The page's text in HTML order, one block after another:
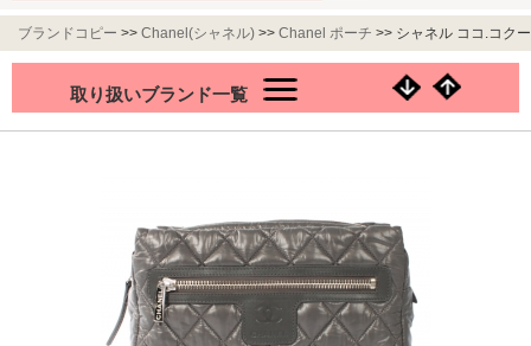
ブランドコピー >> Chanel(シャネル) >> Chanel ポーチ >> シャネル ココ.コクー
取り扱いブランド一覧